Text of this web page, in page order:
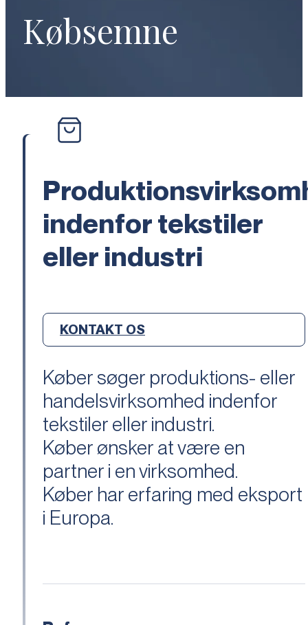
Købsemne
indenfor tekstiler
eller industri
KONTAKT OS
Køber søger produktions- eller
handelsvirksomhed indenfor
tekstiler eller industri.
Køber ønsker at være en
partner i en virksomhed.
Køber har erfaring med eksport
i Europa.